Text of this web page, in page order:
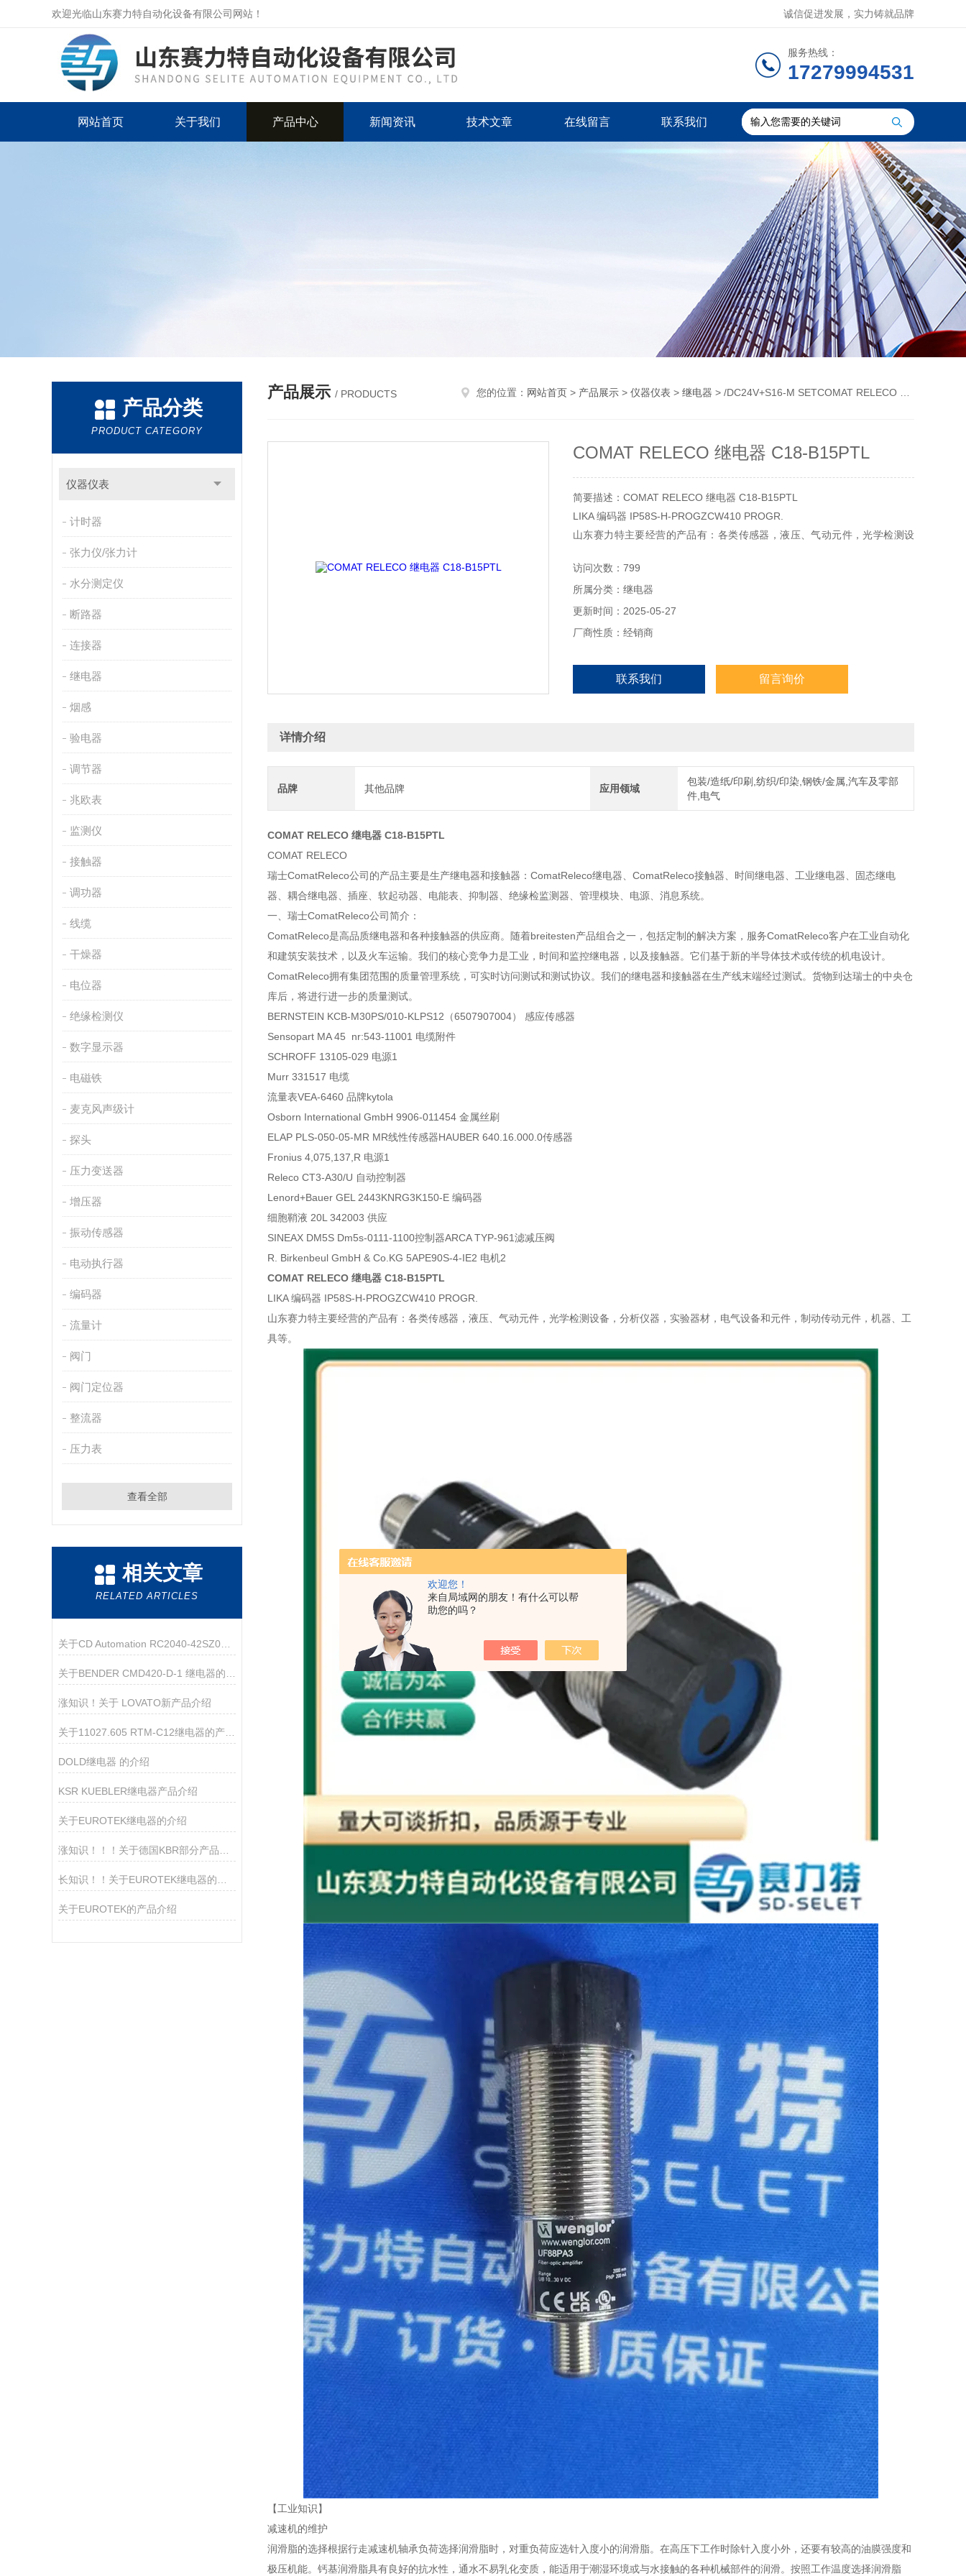
欢迎您！
来自局域网的朋友！有什么可以帮
助您的吗？
欢迎光临山东赛力特自动化设备有限公司网站！ 诚信促进发展，实力铸就品牌
服务热线：
17279994531
网站首页 关于我们 产品中心 新闻资讯 技术文章 在线留言 联系我们
产品分类
PRODUCT CATEGORY
仪器仪表
计时器
张力仪/张力计
水分测定仪
断路器
连接器
继电器
烟感
验电器
调节器
兆欧表
监测仪
接触器
调功器
线缆
干燥器
电位器
绝缘检测仪
数字显示器
电磁铁
麦克风声级计
探头
压力变送器
增压器
振动传感器
电动执行器
编码器
流量计
阀门
阀门定位器
整流器
压力表
查看全部
相关文章
RELATED ARTICLES
涨知识！关于 LOVATO新产品介绍
关于11027.605 RTM-C12继电器的产品介绍
DOLD继电器 的介绍
KSR KUEBLER继电器产品介绍
关于EUROTEK继电器的介绍
关于EUROTEK的产品介绍
产品展示 / PRODUCTS 您的位置： 网站首页 > 产品展示 > 仪器仪表 > 继电器 > /DC24V+S16-M SETCOMAT RELECO 继电器 C18-B15PTL
COMAT RELECO 继电器 C18-B15PTL
简要描述：COMAT RELECO 继电器 C18-B15PTL
LIKA 编码器 IP58S-H-PROGZCW410 PROGR.
山东赛力特主要经营的产品有：各类传感器，液压、气动元件，光学检测设
等。
访问次数：799
所属分类：继电器
更新时间：2025-05-27
厂商性质：经销商
联系我们 留言询价
详情介绍
品牌 其他品牌 应用领域
包装/造纸/印刷,纺织/印染,钢铁/金属,汽车及零部
件,电气
COMAT RELECO 继电器 C18-B15PTL
COMAT RELECO
瑞士ComatReleco公司的产品主要是生产继电器和接触器：ComatReleco继电器、ComatReleco接触器、时间继电器、工业继电器、固态继电
器、耦合继电器、插座、软起动器、电能表、抑制器、绝缘检监测器、管理模块、电源、消息系统。
一、瑞士ComatReleco公司简介：
ComatReleco是高品质继电器和各种接触器的供应商。随着breitesten产品组合之一，包括定制的解决方案，服务ComatReleco客户在工业自动化
和建筑安装技术，以及火车运输。我们的核心竞争力是工业，时间和监控继电器，以及接触器。它们基于新的半导体技术或传统的机电设计。
ComatReleco拥有集团范围的质量管理系统，可实时访问测试和测试协议。我们的继电器和接触器在生产线末端经过测试。货物到达瑞士的中央仓
库后，将进行进一步的质量测试。
BERNSTEIN KCB-M30PS/010-KLPS12（6507907004） 感应传感器
Sensopart MA 45 nr:543-11001 电缆附件
SCHROFF 13105-029 电源1
Murr 331517 电缆
流量表VEA-6460 品牌kytola
Osborn International GmbH 9906-011454 金属丝刷
ELAP PLS-050-05-MR MR线性传感器HAUBER 640.16.000.0传感器
Fronius 4,075,137,R 电源1
Releco CT3-A30/U 自动控制器
Lenord+Bauer GEL 2443KNRG3K150-E 编码器
细胞鞘液 20L 342003 供应
SINEAX DM5S Dm5s-0111-1100控制器ARCA TYP-961滤减压阀
R. Birkenbeul GmbH & Co.KG 5APE90S-4-IE2 电机2
COMAT RELECO 继电器 C18-B15PTL
LIKA 编码器 IP58S-H-PROGZCW410 PROGR.
山东赛力特主要经营的产品有：各类传感器，液压、气动元件，光学检测设备，分析仪器，实验器材，电气设备和元件，制动传动元件，机器、工
具等。
【工业知识】
减速机的维护
润滑脂的选择根据行走减速机轴承负荷选择润滑脂时，对重负荷应选针入度小的润滑脂。在高压下工作时除针入度小外，还要有较高的油膜强度和
极压机能。钙基润滑脂具有良好的抗水性，通水不易乳化变质，能适用于潮湿环境或与水接触的各种机械部件的润滑。按照工作温度选择润滑脂